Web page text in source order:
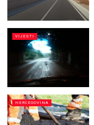
VIJESTI
HERCEGOVINA